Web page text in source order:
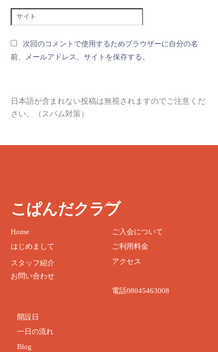
サイト
次回のコメントで使用するためブラウザーに自分の名
前、メールアドレス、サイトを保存する。
日本語が含まれない投稿は無視されますのでご注意くだ
さい。（スパム対策）
ト
ッ
に
戻
る
こぱんだクラブ
Home
はじめまして
スタッフ紹介
お問い合わせ
ご入会について
ご利用料金
アクセス
電話08045463008
開設日
一日の流れ
Blog